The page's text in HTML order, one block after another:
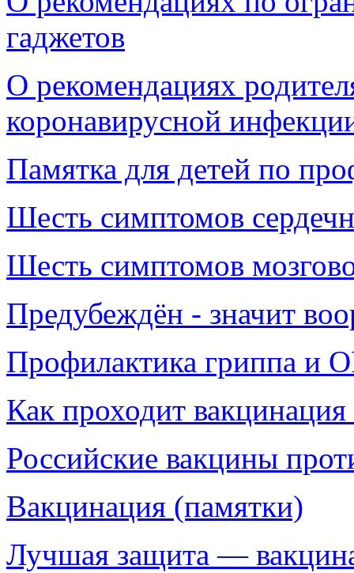
гаджетов
О рекомендациях
коронавирусной
Памятка для детей по
Шесть симптомов
Шесть симптомов
Предубеждён - значит
Профилактика гриппа и
Как проходит
Российские вакцины
Вакцинация (памятки)
Лучшая защита —